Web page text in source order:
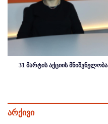
31 მარტის აქციის მნიშვნელობა
არქივი